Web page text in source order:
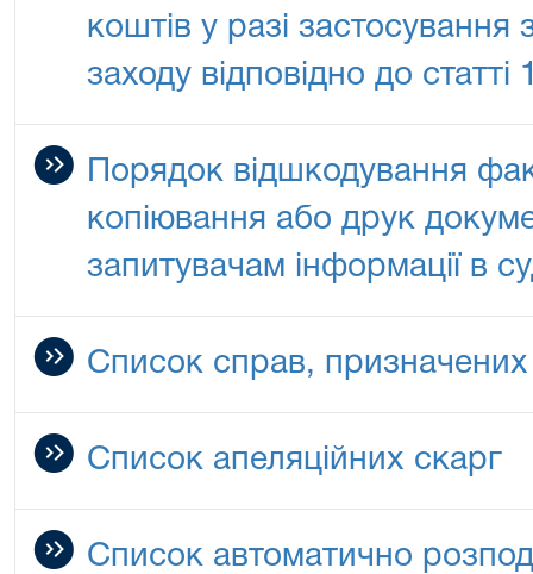
коштів у разі застосування
заходу відповідно до
Порядок відшкодування
копіювання або друк
запитувачам інформації в
Список справ, призначених
Список апеляційних скарг
Список автоматично